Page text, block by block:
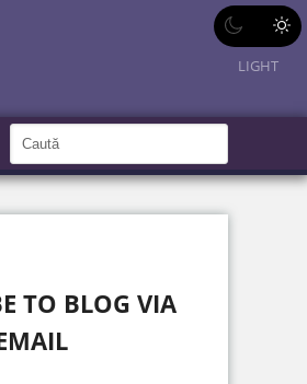
LIGHT
a
î
n
s
C
a
t
e
TO BLOG VIA